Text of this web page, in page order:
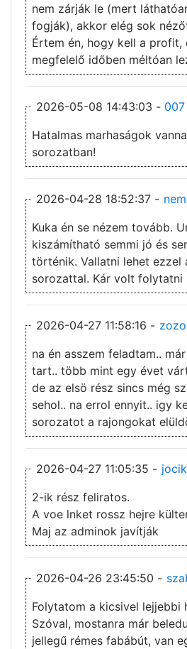
nem zárják le (mert
fogják), akkor elég sok
Értem én, hogy kell a profit,
megfelelő időben méltóan
2026-05-08 14:43:03 - 007
Hatalmas marhaságok
sorozatban!
2026-04-28 18:52:37 -
Kuka én se nézem tovább.
kiszámítható semmi jó és
történik. Vallatni lehet ezzel
sorozattal. Kár volt folytatni
2026-04-27 11:58:16 -
na én asszem feladtam..
tart.. több mint egy évet
de az elsö rész sincs még
sehol.. na errol ennyit.. igy
sorozatot a rajongokat
2026-04-27 11:05:35 -
2-ik rész feliratos.
A voe lnket rossz hejre
Maj az adminok javítják
2026-04-26 23:45:50 -
Folytatom a kicsivel lejjebbi
Szóval, mostanra már
jellegű rémes fabábút, van